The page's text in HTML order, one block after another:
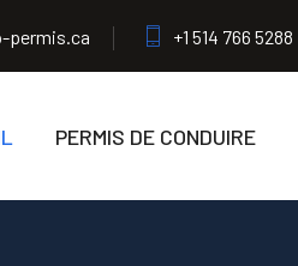
permis.ca +1 514 766 5288
PERMIS DE CONDUIRE